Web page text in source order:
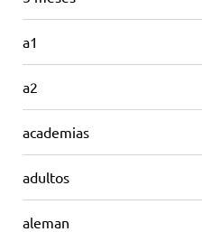
a1
a2
academias
adultos
aleman